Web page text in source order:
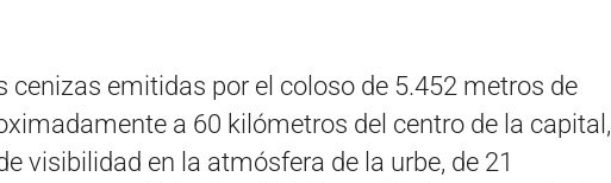
cenizas emitidas por el coloso de 5.452 metros de
a 60 kilómetros del centro de la capital,
visibilidad en la atmósfera de la urbe, de 21